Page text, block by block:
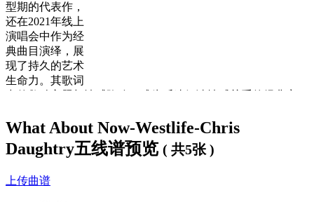
型期的代表作，
还在2021年线上
演唱会中作为经
典曲目演绎，展
现了持久的艺术
生命力。其歌词
歌词下方是What About Now钢琴谱，大家可以免费下载学
习。
What About Now歌词：
What About Now-Westlife-Chris
Daughtry五线谱预览 ( 共5张 )
上传曲谱